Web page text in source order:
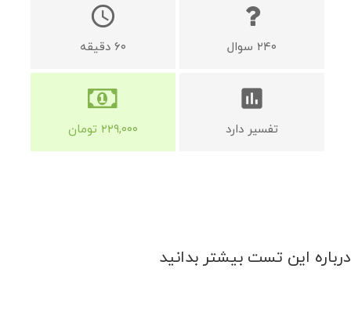
۲۴۰ سوال
schedule
۶۰ دقیقه
assessment
تفسیر دارد ۲۲۹,۰۰۰ تومان
درباره این تست بیشتر بدانید